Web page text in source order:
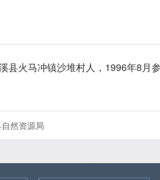
县火马冲镇沙堆村人，1996年8
然资源局